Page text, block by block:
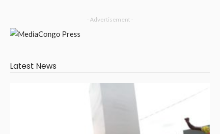
- Advertisement -
Latest News